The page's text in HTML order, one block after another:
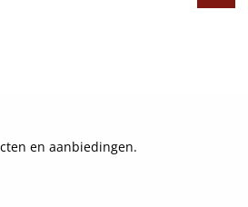
en aanbiedingen.